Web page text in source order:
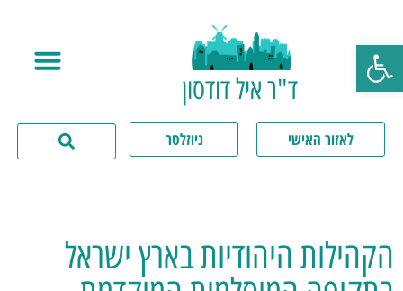
פתח סרגל נגישות
ד"ר איל דודסון
לאזור האישי ניוזלטר
הקהילות היהודיות בארץ ישראל